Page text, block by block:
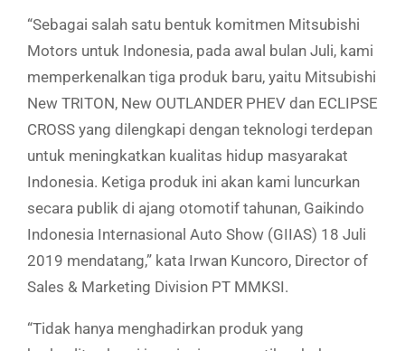
“Sebagai salah satu bentuk komitmen Mitsubishi
Motors untuk Indonesia, pada awal bulan Juli, kami
memperkenalkan tiga produk baru, yaitu Mitsubishi
New TRITON, New OUTLANDER PHEV dan ECLIPSE
CROSS yang dilengkapi dengan teknologi terdepan
untuk meningkatkan kualitas hidup masyarakat
Indonesia. Ketiga produk ini akan kami luncurkan
secara publik di ajang otomotif tahunan, Gaikindo
Indonesia Internasional Auto Show (GIIAS) 18 Juli
2019 mendatang,” kata Irwan Kuncoro, Director of
Sales & Marketing Division PT MMKSI.
“Tidak hanya menghadirkan produk yang